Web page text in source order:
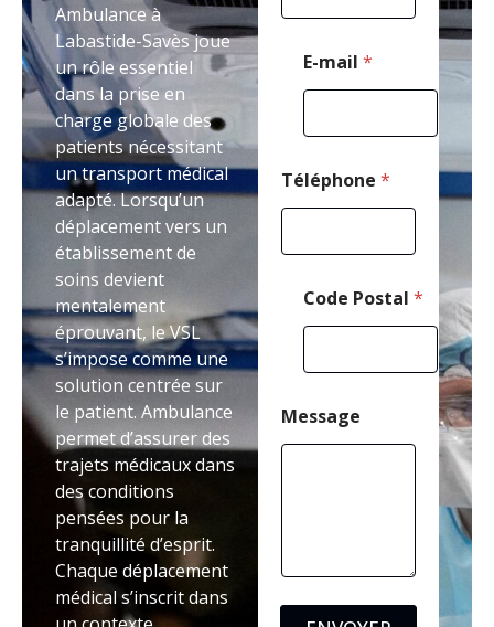
Ambulance à
Labastide-Savès joue
un rôle essentiel
dans la prise en
charge globale des
patients nécessitant
un transport médical
adapté. Lorsqu’un
déplacement vers un
établissement de
soins devient
mentalement
éprouvant, le VSL
s’impose comme une
solution centrée sur
le patient. Ambulance
permet d’assurer des
trajets médicaux dans
des conditions
pensées pour la
tranquillité d’esprit.
Chaque déplacement
médical s’inscrit dans
E-mail *
Téléphone *
Code Postal *
Message